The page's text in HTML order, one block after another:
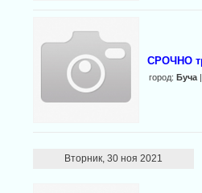
СРОЧНО
город: Буча|
Вторник, 30 ноя 2021